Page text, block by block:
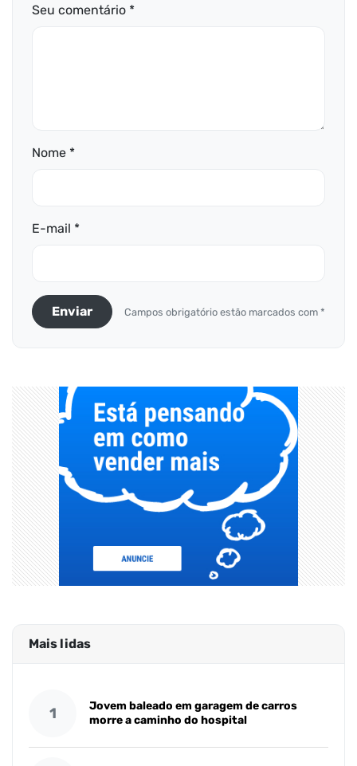
Seu comentário *
Nome *
E-mail *
Enviar Campos obrigatório estão marcados com *
Mais lidas
1
Jovem baleado em garagem de carros
morre a caminho do hospital